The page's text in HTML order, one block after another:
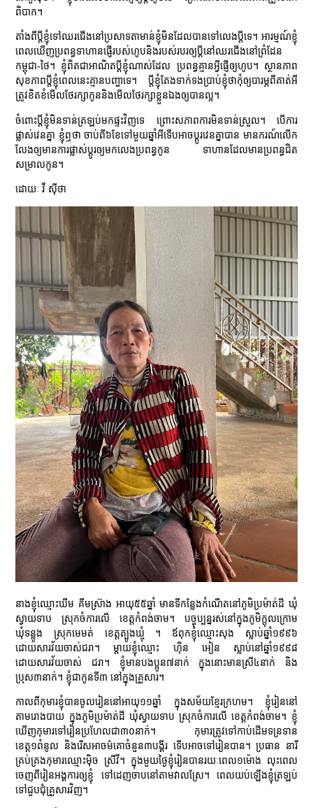
ពិបាក។
តាំងពីប្ដីខ្ញុំទៅឈរជើងនៅប្រសាទតាមាន់ខ្ញុំមិនដែលបានទៅលេងប្ដីទេ។ អារម្មណ៍ខ្ញុំ
ពេលឃើញប្រពន្ធទាហានផ្ញើរបស់ហូបនិងរបស់របរឲ្យប្ដីនៅឈរជើងនៅព្រំដែន
កម្ពុជា-ថៃ។ ខ្ញុំពិតជាអាណិតប្ដីខ្ញុំណាស់ដែល ប្រពន្ធគ្មានអ្វីផ្ញើឲ្យហូប។ ស្ថានភាព
សុខភាពប្ដីខ្ញុំពេលនេះគ្មានបញ្ហាទេ។ ប្ដីខ្ញុំតែងទាក់ទងប្រាប់ខ្ញុំថាកុំឲ្យបារម្ភពីគាត់អី
ត្រូវខិតខំមើលថែរក្សាកូននិងមើលថែរក្សាខ្លួនឯងឲ្យបានល្អ។
ចំពោះប្ដីខ្ញុំមិនទាន់ត្រឡប់មកផ្ទះវិញទេ ព្រោះសភាពការមិនទាន់ស្រួល។ បើការ
ផ្លាស់វេនគ្នា ខ្ញុំឮថា ចាប់ពី៦ខែទៅមួយឆ្នាំអីទើបអាចប្ដូរវេនគ្នាបាន មានករណ៍លើក
លែងឲ្យមានការផ្លាស់ប្ដូរឲ្យមកលេងប្រពន្ធកូន ទាហានដែលមានប្រពន្ធជិត
សម្រាលកូន។
ដោយៈ វី ស៊ីថា
នាងខ្ញុំឈ្មោះឃីម គីមស្រ៊ាង អាយុ៥៥ឆ្នាំ មានទីកន្លែងកំណើតនៅភូមិប្រម៉ាត់ដី ឃុំ
ស្វាយទាប ស្រុកចំការលើ ខេត្តកំពង់ចាម។ បច្ចុប្បន្នរស់នៅក្នុងភូមិក្ដុលក្រោម
ឃុំទន្លូង ស្រុកមេមត់ ខេត្តត្បូងឃ្មុំ ។ ឪពុកខ្ញុំឈ្មោះសុង ស្លាប់ឆ្នាំ១៩៩៦
ដោយសារវ័យចាស់ជរា។ ម្ដាយខ្ញុំឈ្មោះ ហ៊ិន អៀន ស្លាប់នៅឆ្នាំ១៩៩៨
ដោយសារវ័យចាស់ ជរា។ ខ្ញុំមានបងប្អូន៧នាក់ ក្នុងនោះមានស្រី៤នាក់ និង
ប្រុស៣នាក់។ ខ្ញុំជាកូនទី៣ នៅក្នុងគ្រួសារ។
កាលពីកុមារខ្ញុំបានចូលរៀននៅអាយុ១១ឆ្នាំ ក្នុងសម័យខ្មែរក្រហម។ ខ្ញុំរៀននៅ
តាមរោងបាយ ក្នុងភូមិប្រម៉ាត់ដី ឃុំស្វាយទាប ស្រុកចំការលើ ខេត្តកំពង់ចាម។ ខ្ញុំ
ឃើញកុមារទៅរៀនប្រហែលជា៣០នាក់។ កុមារត្រូវទៅកាប់ដើមទន្រទាន
ខេត្ត១ពំនូល និងរើសអាចម៌គោចំនួន៣បង្គីរ ទើបអាចទៅរៀនបាន។ ប្រធាន នារី
គ្រប់គ្រងកុមារឈ្មោះម៉ិច ស្រីវី។ ក្នុងមួយថ្ងៃខ្ញុំរៀនបានរយៈពេល១ម៉ោង លុះពេល
ចេញពីរៀនអង្គការឲ្យខ្ញុំ ទៅដេញចាបនៅតាមវាលស្រែ។ ពេលយប់ឡើងខ្ញុំត្រឡប់
ទៅជួបជុំគ្រួសារវិញ។